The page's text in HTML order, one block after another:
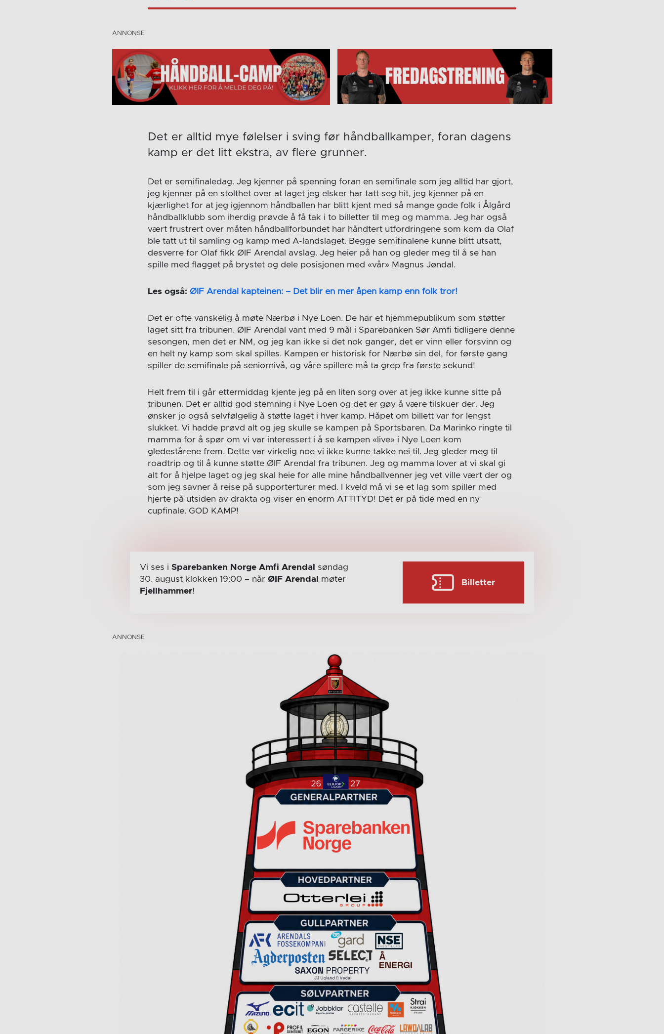
Det er alltid mye følelser i sving før håndballkamper, foran dagens
kamp er det litt ekstra, av flere grunner.
Det er semifinaledag. Jeg kjenner på spenning foran en semifinale som jeg alltid har gjort,
jeg kjenner på en stolthet over at laget jeg elsker har tatt seg hit, jeg kjenner på en
kjærlighet for at jeg igjennom håndballen har blitt kjent med så mange gode folk i Ålgård
håndballklubb som iherdig prøvde å få tak i to billetter til meg og mamma. Jeg har også
vært frustrert over måten håndballforbundet har håndtert utfordringene som kom da Olaf
ble tatt ut til samling og kamp med A-landslaget. Begge semifinalene kunne blitt utsatt,
desverre for Olaf fikk ØIF Arendal avslag. Jeg heier på han og gleder meg til å se han
spille med flagget på brystet og dele posisjonen med «vår» Magnus Jøndal.
Les også: ØIF Arendal kapteinen: – Det blir en mer åpen kamp enn folk tror!
Det er ofte vanskelig å møte Nærbø i Nye Loen. De har et hjemmepublikum som støtter
laget sitt fra tribunen. ØIF Arendal vant med 9 mål i Sparebanken Sør Amfi tidligere denne
sesongen, men det er NM, og jeg kan ikke si det nok ganger, det er vinn eller forsvinn og
en helt ny kamp som skal spilles. Kampen er historisk for Nærbø sin del, for første gang
spiller de semifinale på seniornivå, og våre spillere må ta grep fra første sekund!
Helt frem til i går ettermiddag kjente jeg på en liten sorg over at jeg ikke kunne sitte på
tribunen. Det er alltid god stemning i Nye Loen og det er gøy å være tilskuer der. Jeg
ønsker jo også selvfølgelig å støtte laget i hver kamp. Håpet om billett var for lengst
slukket. Vi hadde prøvd alt og jeg skulle se kampen på Sportsbaren. Da Marinko ringte til
mamma for å spør om vi var interessert i å se kampen «live» i Nye Loen kom
gledestårene frem. Dette var virkelig noe vi ikke kunne takke nei til. Jeg gleder meg til
roadtrip og til å kunne støtte ØIF Arendal fra tribunen. Jeg og mamma lover at vi skal gi
alt for å hjelpe laget og jeg skal heie for alle mine håndballvenner jeg vet ville vært der og
som jeg savner å reise på supporterturer med. I kveld må vi se et lag som spiller med
hjerte på utsiden av drakta og viser en enorm ATTITYD! Det er på tide med en ny
cupfinale. GOD KAMP!
Vi ses i Sparebanken Norge Amfi Arendal
søndag
30. august klokken 19:00 – når ØIF Arendal
møter
Fjellhammer!
Billetter